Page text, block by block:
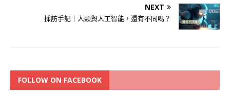
NEXT
採訪手記｜人類與人工智能，還有不同嗎？
FOLLOW ON FACEBOOK